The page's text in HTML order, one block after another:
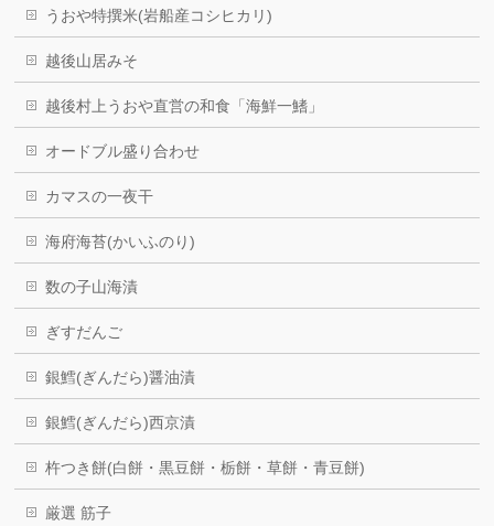
うおや特撰米(岩船産コシヒカリ)
越後山居みそ
越後村上うおや直営の和食「海鮮一鰭」
オードブル盛り合わせ
カマスの一夜干
海府海苔(かいふのり)
数の子山海漬
ぎすだんご
銀鱈(ぎんだら)醤油漬
銀鱈(ぎんだら)西京漬
杵つき餅(白餅・黒豆餅・栃餅・草餅・青豆餅)
厳選 筋子